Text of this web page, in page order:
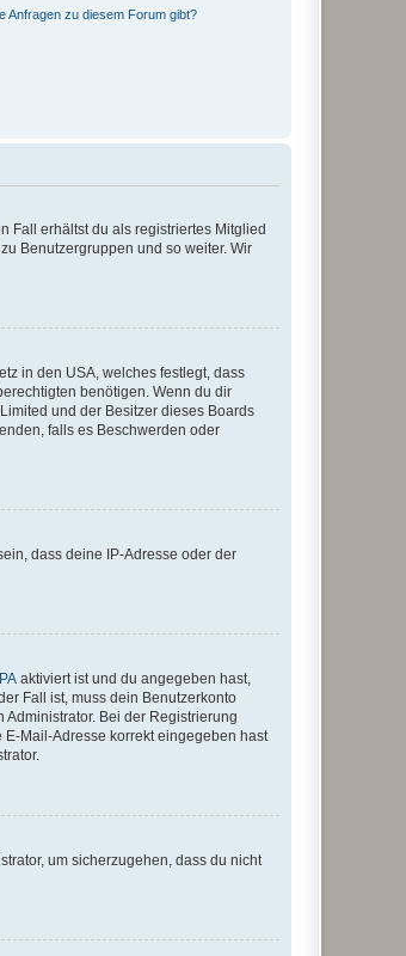
Anfragen zu diesem Forum gibt?
Fall erhältst du als registriertes Mitglied
Benutzergruppen und so weiter. Wir
in den USA, welches festlegt, dass
benötigen. Wenn du dir
und der Besitzer dieses Boards
falls es Beschwerden oder
dass deine IP-Adresse oder der
aktiviert ist und du angegeben hast,
Fall ist, muss dein Benutzerkonto
Bei der Registrierung
Mail-Adresse korrekt eingegeben hast
um sicherzugehen, dass du nicht